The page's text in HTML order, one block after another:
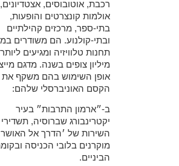
רכבת, אוטובוסים, אצטדיונים,
אולמות קונצרטים והופעות,
בתי-ספר, מרכזים קהילתיים
ובתי-קולנוע. הם משודרים
מיליון צופים בשנה. מדגם
אופן השימוש בהם משקף את
הקסם האוניברסלי שלהם:
ב-״ארמון התרבות״ בעיר
יקטרינבורג שברוסיה, תשדירי
השירות של ׳הדרך אל
מוקרנים בלובי הכניסה
הביניים.